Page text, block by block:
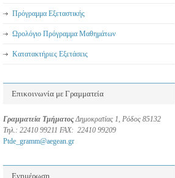
Πρόγραμμα Εξεταστικής
Ωρολόγιο Πρόγραμμα Μαθημάτων
Κατατακτήριες Εξετάσεις
Επικοινωνία με Γραμματεία
Γραμματεία ΤμήματοςΔημοκρατίας 1, Ρόδος 85132
Τηλ.: 22410 99211 FAX: 22410 99209
Ptde_gramm@aegean.gr
Ενημέρωση